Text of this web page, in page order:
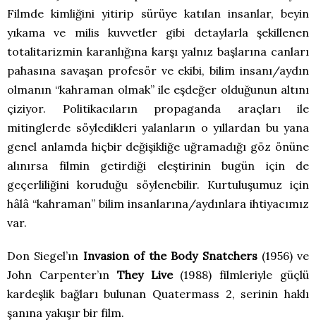
Filmde kimliğini yitirip sürüye katılan insanlar, beyin
yıkama ve milis kuvvetler gibi detaylarla şekillenen
totalitarizmin karanlığına karşı yalnız başlarına canları
pahasına savaşan profesör ve ekibi, bilim insanı/aydın
olmanın “kahraman olmak” ile eşdeğer olduğunun altını
çiziyor. Politikacıların propaganda araçları ile
mitinglerde söyledikleri yalanların o yıllardan bu yana
genel anlamda hiçbir değişikliğe uğramadığı göz önüne
alınırsa filmin getirdiği eleştirinin bugün için de
geçerliliğini koruduğu söylenebilir. Kurtuluşumuz için
hâlâ “kahraman” bilim insanlarına/aydınlara ihtiyacımız
var.
Don Siegel’ın Invasion of the Body Snatchers(1956) ve
John Carpenter’ın They Live (1988) filmleriyle güçlü
kardeşlik bağları bulunan Quatermass 2, serinin haklı
şanına yakışır bir film.